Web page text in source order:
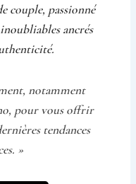
couple, passionné
ancrés
notamment
pour vous offrir
tendances
»